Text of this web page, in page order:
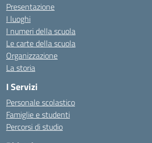
Presentazione
I luoghi
I numeri della scuola
Le carte della scuola
Organizzazione
La storia
I Servizi
Personale scolastico
Famiglie e studenti
Percorsi di studio